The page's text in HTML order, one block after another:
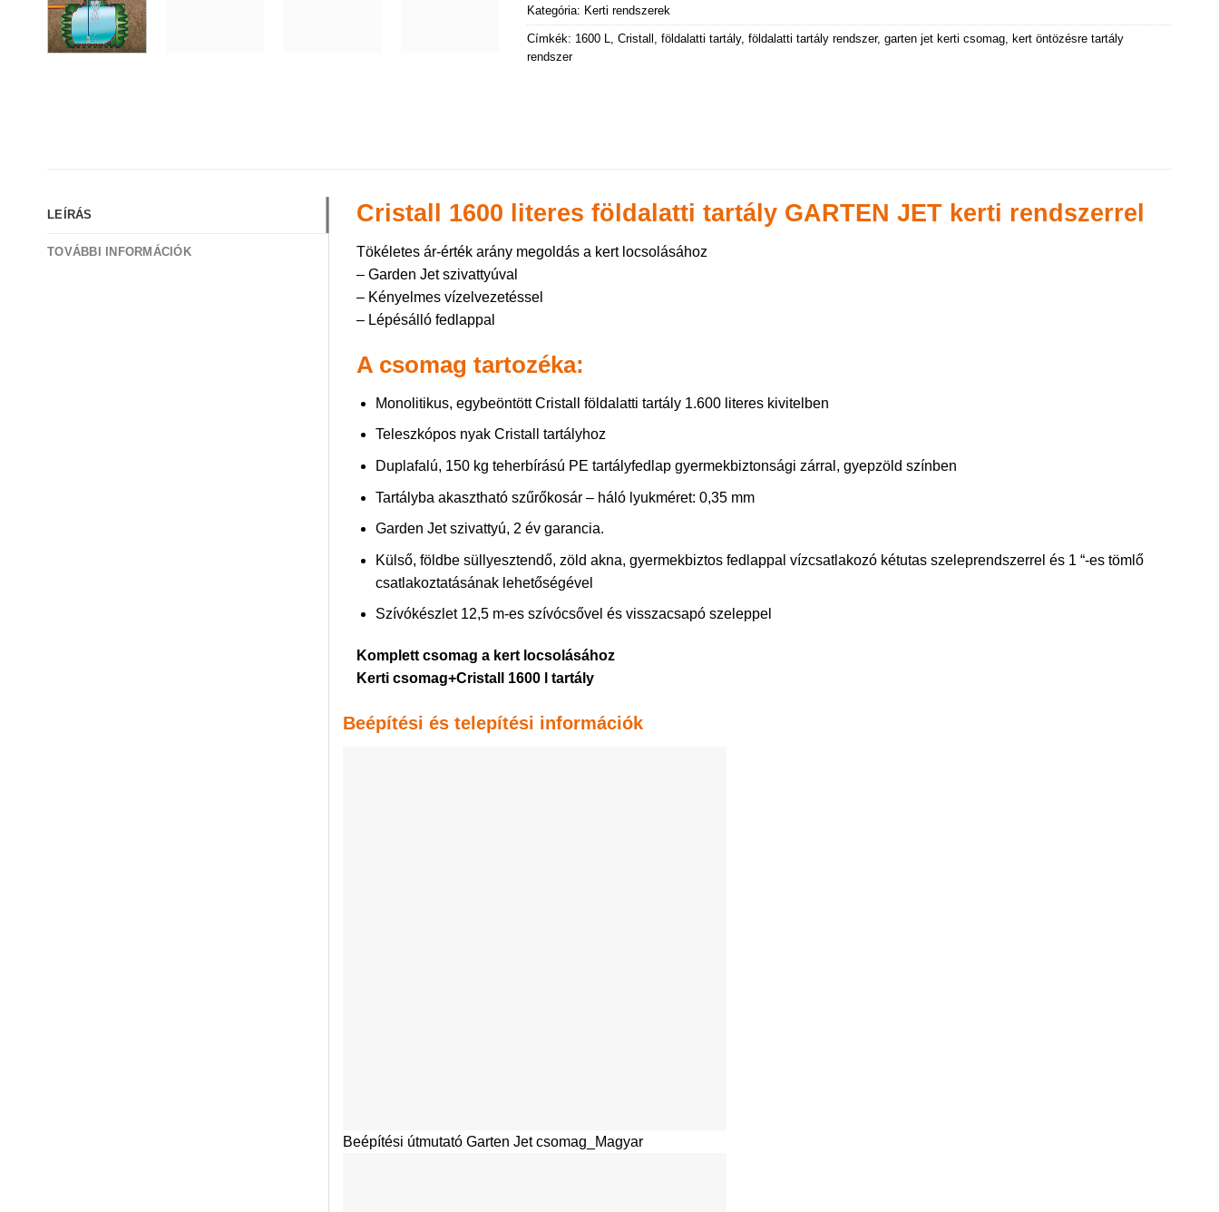
Kategória: Kerti rendszerek
Címkék: 1600 L ,Cristall ,földalatti tartály,földalatti tartály rendszer,garten jet kerti csomag
kert öntözésre tartály
rendszer
LEÍRÁS
TOVÁBBI INFORMÁCIÓK
Cristall 1600 literes földalatti tartály GARTEN JET kerti rendszerrel
Tökéletes ár-érték arány megoldás a kert locsolásához
– Garden Jet szivattyúval
– Kényelmes vízelvezetéssel
– Lépésálló fedlappal
A csomag tartozéka:
Monolitikus, egybeöntött Cristall földalatti tartály 1.600 literes kivitelben
Teleszkópos nyak Cristall tartályhoz
Duplafalú, 150 kg teherbírású PE tartályfedlap gyermekbiztonsági zárral, gyepzöld színben
Tartályba akasztható szűrőkosár – háló lyukméret: 0,35 mm
Garden Jet szivattyú, 2 év garancia.
Külső, földbe süllyesztendő, zöld akna, gyermekbiztos fedlappal vízcsatlakozó kétutas szeleprendszerrel és 1 “-es tömlő
csatlakoztatásának lehetőségével
Szívókészlet 12,5 m-es szívócsővel és visszacsapó szeleppel
Komplett csomag a kert locsolásához
Kerti csomag+Cristall 1600 l tartály
Beépítési és telepítési információk
Beépítési útmutató Garten Jet csomag_Magyar